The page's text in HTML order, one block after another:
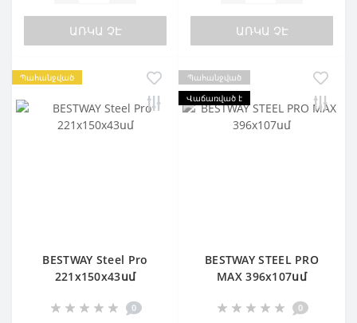
ԱՌԿԱ ՉԷ ԱՌԿԱ ՉԷ
Պահանջված
BESTWAY Steel Pro
221х150х43սմ
0
Պահանջված
Վաճառված է
BESTWAY STEEL PRO
MAX 396х107սմ
0